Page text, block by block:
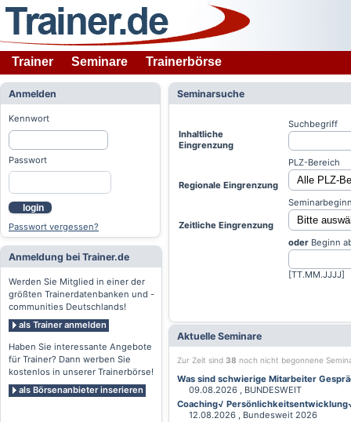
Trainer Seminare Trainerbörse
Anmelden
Kennwort
Passwort
login
Passwort vergessen?
Anmeldung bei Trainer.de
Werden Sie Mitglied in einer der
größten Trainerdatenbanken und -
communities Deutschlands!
als Trainer anmelden
Haben Sie interessante Angebote
für Trainer? Dann werben Sie
kostenlos in unserer Trainerbörse!
als Börsenanbieter inserieren
Seminarsuche
Inhaltliche
Eingrenzung
Suchbegriff
Regionale Eingrenzung
PLZ-Bereich
Zeitliche Eingrenzung
oder Beginn
[TT.MM.JJJJ]
Aktuelle Seminare
Zur Zeit sind 38 noch nicht begonnene
Was sind schwierige Mitarbeiter
09.08.2026 , BUNDESWEIT
Coaching√
12.08.2026 , Bundesweit 2026